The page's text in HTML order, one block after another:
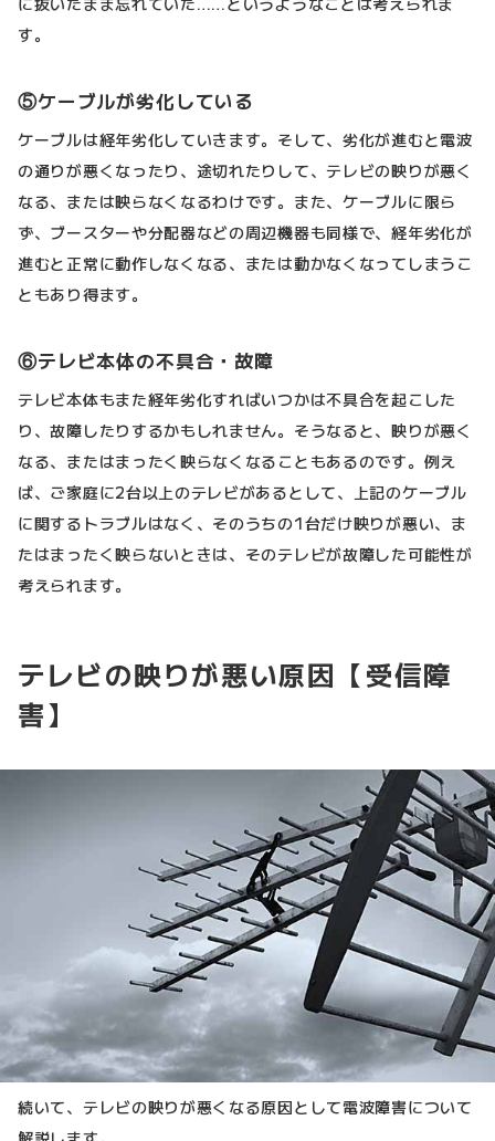
す。
⑤ケーブルが劣化している
ケーブルは経年劣化していきます。そして、劣化が進むと電波
の通りが悪くなったり、途切れたりして、テレビの映りが悪く
なる、または映らなくなるわけです。また、ケーブルに限ら
ず、ブースターや分配器などの周辺機器も同様で、経年劣化が
進むと正常に動作しなくなる、または動かなくなってしまうこ
ともあり得ます。
⑥テレビ本体の不具合・故障
テレビ本体もまた経年劣化すればいつかは不具合を起こした
り、故障したりするかもしれません。そうなると、映りが悪く
なる、またはまったく映らなくなることもあるのです。例え
ば、ご家庭に2台以上のテレビがあるとして、上記のケーブル
に関するトラブルはなく、そのうちの1台だけ映りが悪い、ま
たはまったく映らないときは、そのテレビが故障した可能性が
考えられます。
テレビの映りが悪い原因【受信障
害】
続いて、テレビの映りが悪くなる原因として電波障害について